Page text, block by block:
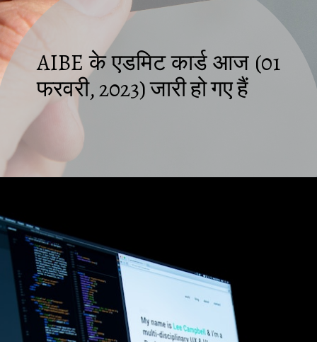
AIBE के एडमिट कार्ड आज (01
फरवरी, 2023) जारी हो गए हैं